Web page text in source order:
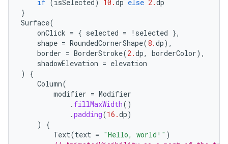
if (isSelected) 10.dp else 2.dp
}
Surface(
onClick = { selected = ! selected },
shape = RoundedCornerShape(8.dp),
border = BorderStroke(2.dp, borderColor),
shadowElevation = elevation
)
{
Column(
modifier = Modifier
. fillMaxWidth()
.padding(16.dp)
)
{
Text(text = "Hello, world!" )